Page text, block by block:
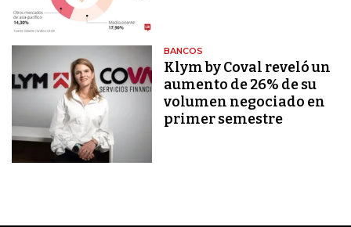
BANCOS
Klym by Coval reveló un
aumento de 26% de su
volumen negociado en
primer semestre